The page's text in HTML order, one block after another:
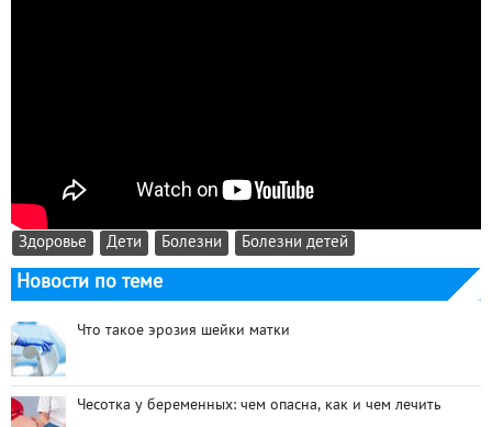
Здоровье Дети Болезни Болезни детей
Новости по теме
Что такое эрозия шейки матки
Чесотка у беременных: чем опасна, как и чем лечить